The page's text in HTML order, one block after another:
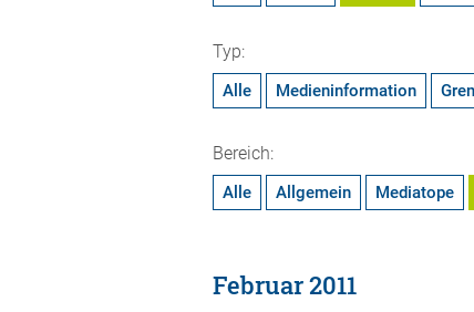
Typ:
Alle Medieninformation
Bereich:
Alle Allgemein Mediatope
Februar 2011